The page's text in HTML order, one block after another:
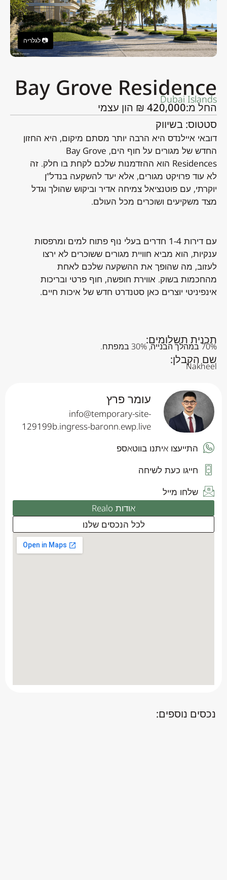
Bay Grove Residence
Dubai Islands
החל מ:420,000 ₪ הון עצמי
סטטוס: בשיווק
דובאי איילנדס היא הרבה יותר מסתם מיקום, היא החזון
החדש של מגורים על חוף הים, Bay Grove
Residences הוא ההזדמנות שלכם לקחת בו חלק. זה
לא עוד פרויקט מגורים, אלא יעד להשקעה בנדל”ן
יוקרתי, עם פוטנציאל צמיחה אדיר וביקוש שהולך וגדל
מצד משקיעים ושוכרים מכל העולם.
עם דירות 1-4 חדרים בעלי נוף פתוח למים ומרפסות
ענקיות, הוא מביא חוויית מגורים ששוכרים לא ירצו
לעזוב, מה שהופך את ההשקעה שלכם לאחת
מהחכמות בשוק. אווירת חופשה, חוף פרטי ובריכות
אינפיניטי יוצרים כאן סטנדרט חדש של איכות חיים.
תכנית תשלומים:
70% במהלך הבנייה, 30% במפתח.
שם הקבלן:
Nakheel
עומר פרץ
info@temporary-site-
129199b.ingress-baronn.ewp.live
התייעצו איתנו בווטאספ
חייגו כעת לשיחה
שלחו מייל
אודות Realo
לכל הנכסים שלנו
נכסים נוספים: